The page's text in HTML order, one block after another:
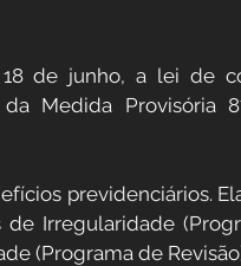
de junho, a lei de
Medida Provisória
previdenciários.
Irregularidade
(Programa de